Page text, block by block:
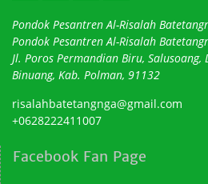
Pondok Pesantren Al-Risalah
Pondok Pesantren Al-Risalah
Jl. Poros Permandian Biru, Salusoang,
Binuang, Kab. Polman, 91132
risalahbatetangnga@gmail.com
+0628222411007
Facebook Fan Page